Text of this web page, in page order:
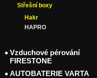
Střešní boxy
Hakr
HAPRO
Vzduchové pérování
FIRESTONE
AUTOBATERIE VARTA